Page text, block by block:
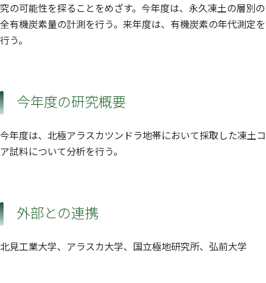
究の可能性を探ることをめざす。今年度は、永久凍土の層別の
全有機炭素量の計測を行う。来年度は、有機炭素の年代測定を
行う。
今年度の研究概要
今年度は、北極アラスカツンドラ地帯において採取した凍土コ
ア試料について分析を行う。
外部との連携
北見工業大学、アラスカ大学、国立極地研究所、弘前大学